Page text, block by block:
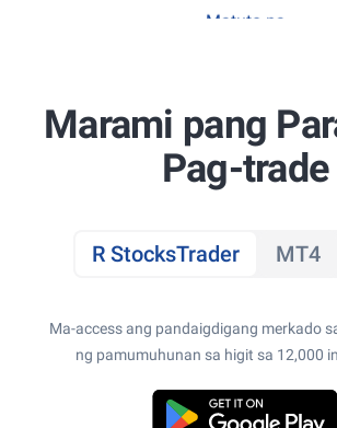
Matuto pa
Marami pang
Pag-trade
R StocksTrader MT4
Ma-access ang pandaigdigang merkado
ng pamumuhunan sa higit sa 12,000